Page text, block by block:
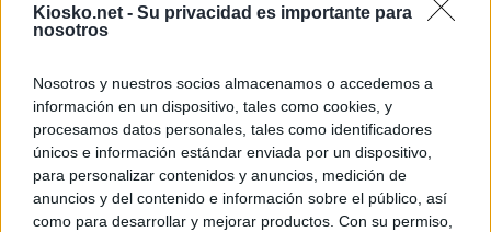
Kiosko.net - Su privacidad es importante para
nosotros
Nosotros y nuestros socios almacenamos o accedemos a
información en un dispositivo, tales como cookies, y
procesamos datos personales, tales como identificadores
únicos e información estándar enviada por un dispositivo,
para personalizar contenidos y anuncios, medición de
anuncios y del contenido e información sobre el público, así
como para desarrollar y mejorar productos. Con su permiso,